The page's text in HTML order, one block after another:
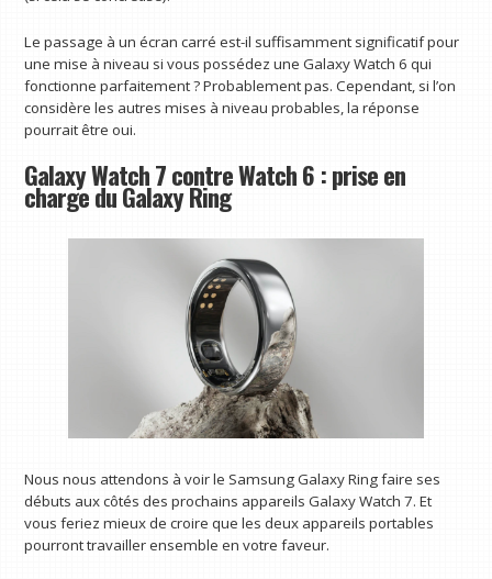
Le passage à un écran carré est-il suffisamment significatif pour
une mise à niveau si vous possédez une Galaxy Watch 6 qui
fonctionne parfaitement ? Probablement pas. Cependant, si l’on
considère les autres mises à niveau probables, la réponse
pourrait être oui.
Galaxy Watch 7 contre Watch 6 : prise en
charge du Galaxy Ring
Nous nous attendons à voir le Samsung Galaxy Ring faire ses
débuts aux côtés des prochains appareils Galaxy Watch 7. Et
vous feriez mieux de croire que les deux appareils portables
pourront travailler ensemble en votre faveur.